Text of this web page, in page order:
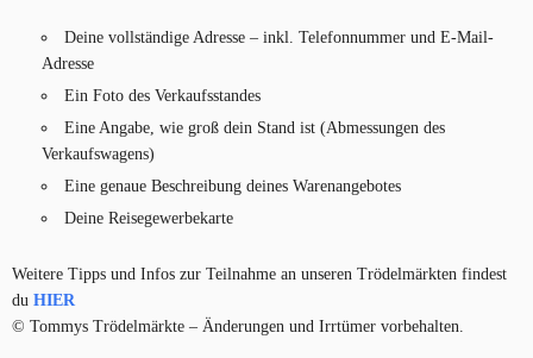
Deine vollständige Adresse – inkl. Telefonnummer und E-Mail-
Adresse
Ein Foto des Verkaufsstandes
Eine Angabe, wie groß dein Stand ist (Abmessungen des
Verkaufswagens)
Eine genaue Beschreibung deines Warenangebotes
Deine Reisegewerbekarte
Weitere Tipps und Infos zur Teilnahme an unseren Trödelmärkten findest
du HIER
© Tommys Trödelmärkte – Änderungen und Irrtümer vorbehalten.